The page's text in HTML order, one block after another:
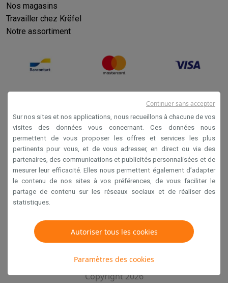
Nos magasins
Travailler chez Krëfel
Notre assortiment
Conditions générales de vente
Privacy
Disclaimer
Cookies
Krëfel NV - Steenstraat 44 - Industriezone 4 "T Sas",
Copyright 2026
Sur nos sites et nos applications, nous recueillons à chacune de vos
visites des données vous concernant. Ces données nous
permettent de vous proposer les offres et services les plus
pertinents pour vous, et de vous adresser, en direct ou via des
partenaires, des communications et publicités personnalisées et de
mesurer leur efficacité. Elles nous permettent également d’adapter
le contenu de nos sites à vos préférences, de vous faciliter le
partage de contenu sur les réseaux sociaux et de réaliser des
statistiques.
Autoriser tous les cookies
Paramètres des cookies
Continuer sans accepter